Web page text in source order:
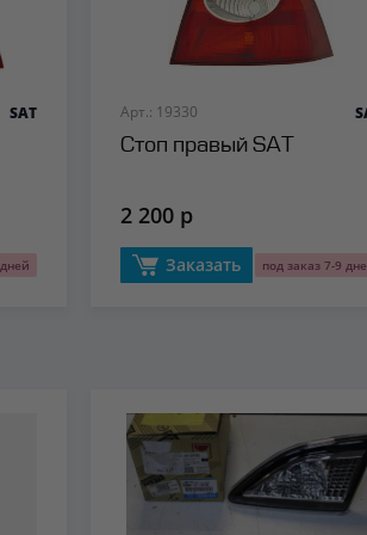
SAT Арт.: 19330
Стоп правый SAT
2 200 р
Заказать под заказ 7-9